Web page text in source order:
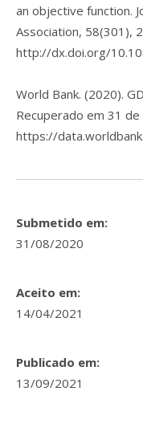
an objective function.
Association, 58(301),
http://dx.doi.org/
World Bank. (2020).
Recuperado em 31
https://
Submetido em:
31/08/2020
Aceito em:
14/04/2021
Publicado em:
13/09/2021